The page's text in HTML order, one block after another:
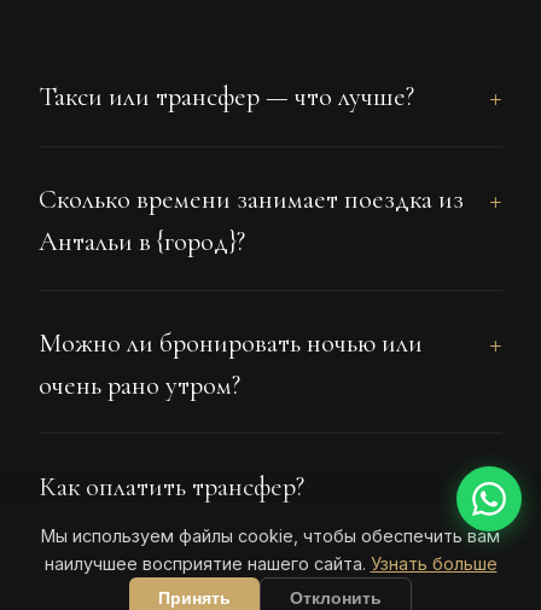
Такси или трансфер — что лучше?
Сколько времени занимает поездка из
Антальи в {город}?
Можно ли бронировать ночью или
очень рано утром?
Как оплатить трансфер?
Мы используем файлы cookie, чтобы обеспечить вам
наилучшее восприятие нашего сайта. Узнать больше
Принять Отклонить